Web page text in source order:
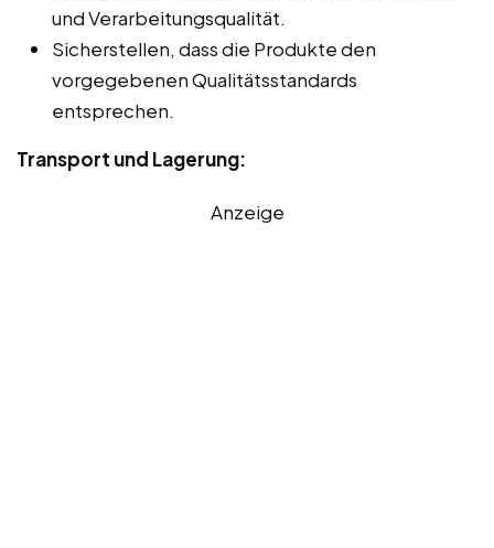
und Verarbeitungsqualität.
Sicherstellen, dass die Produkte den
vorgegebenen Qualitätsstandards
entsprechen.
Transport und Lagerung:
Anzeige